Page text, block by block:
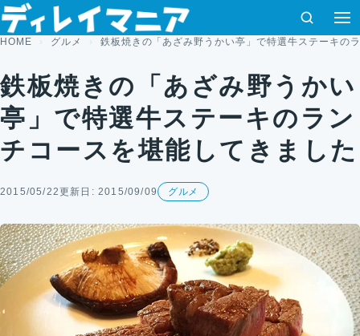
コンテンツへスキップ
検索
HOME グルメ 鉄板焼きの「あざみ野うかい亭」で特選牛ステーキの
鉄板焼きの「あざみ野うかい
亭」で特選牛ステーキのラン
チコースを堪能してきました
2015/05/22更新日: 2015/09/09 グルメ